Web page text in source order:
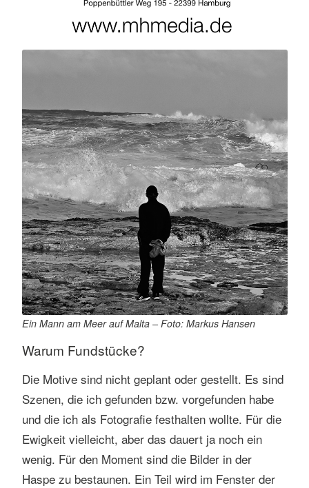
Ein Mann am Meer auf Malta – Foto: Markus Hansen
Warum Fundstücke?
Die Motive sind nicht geplant oder gestellt. Es sind
Szenen, die ich gefunden bzw. vorgefunden habe
und die ich als Fotografie festhalten wollte. Für die
Ewigkeit vielleicht, aber das dauert ja noch ein
wenig. Für den Moment sind die Bilder in der
Haspe zu bestaunen. Ein Teil wird im Fenster der